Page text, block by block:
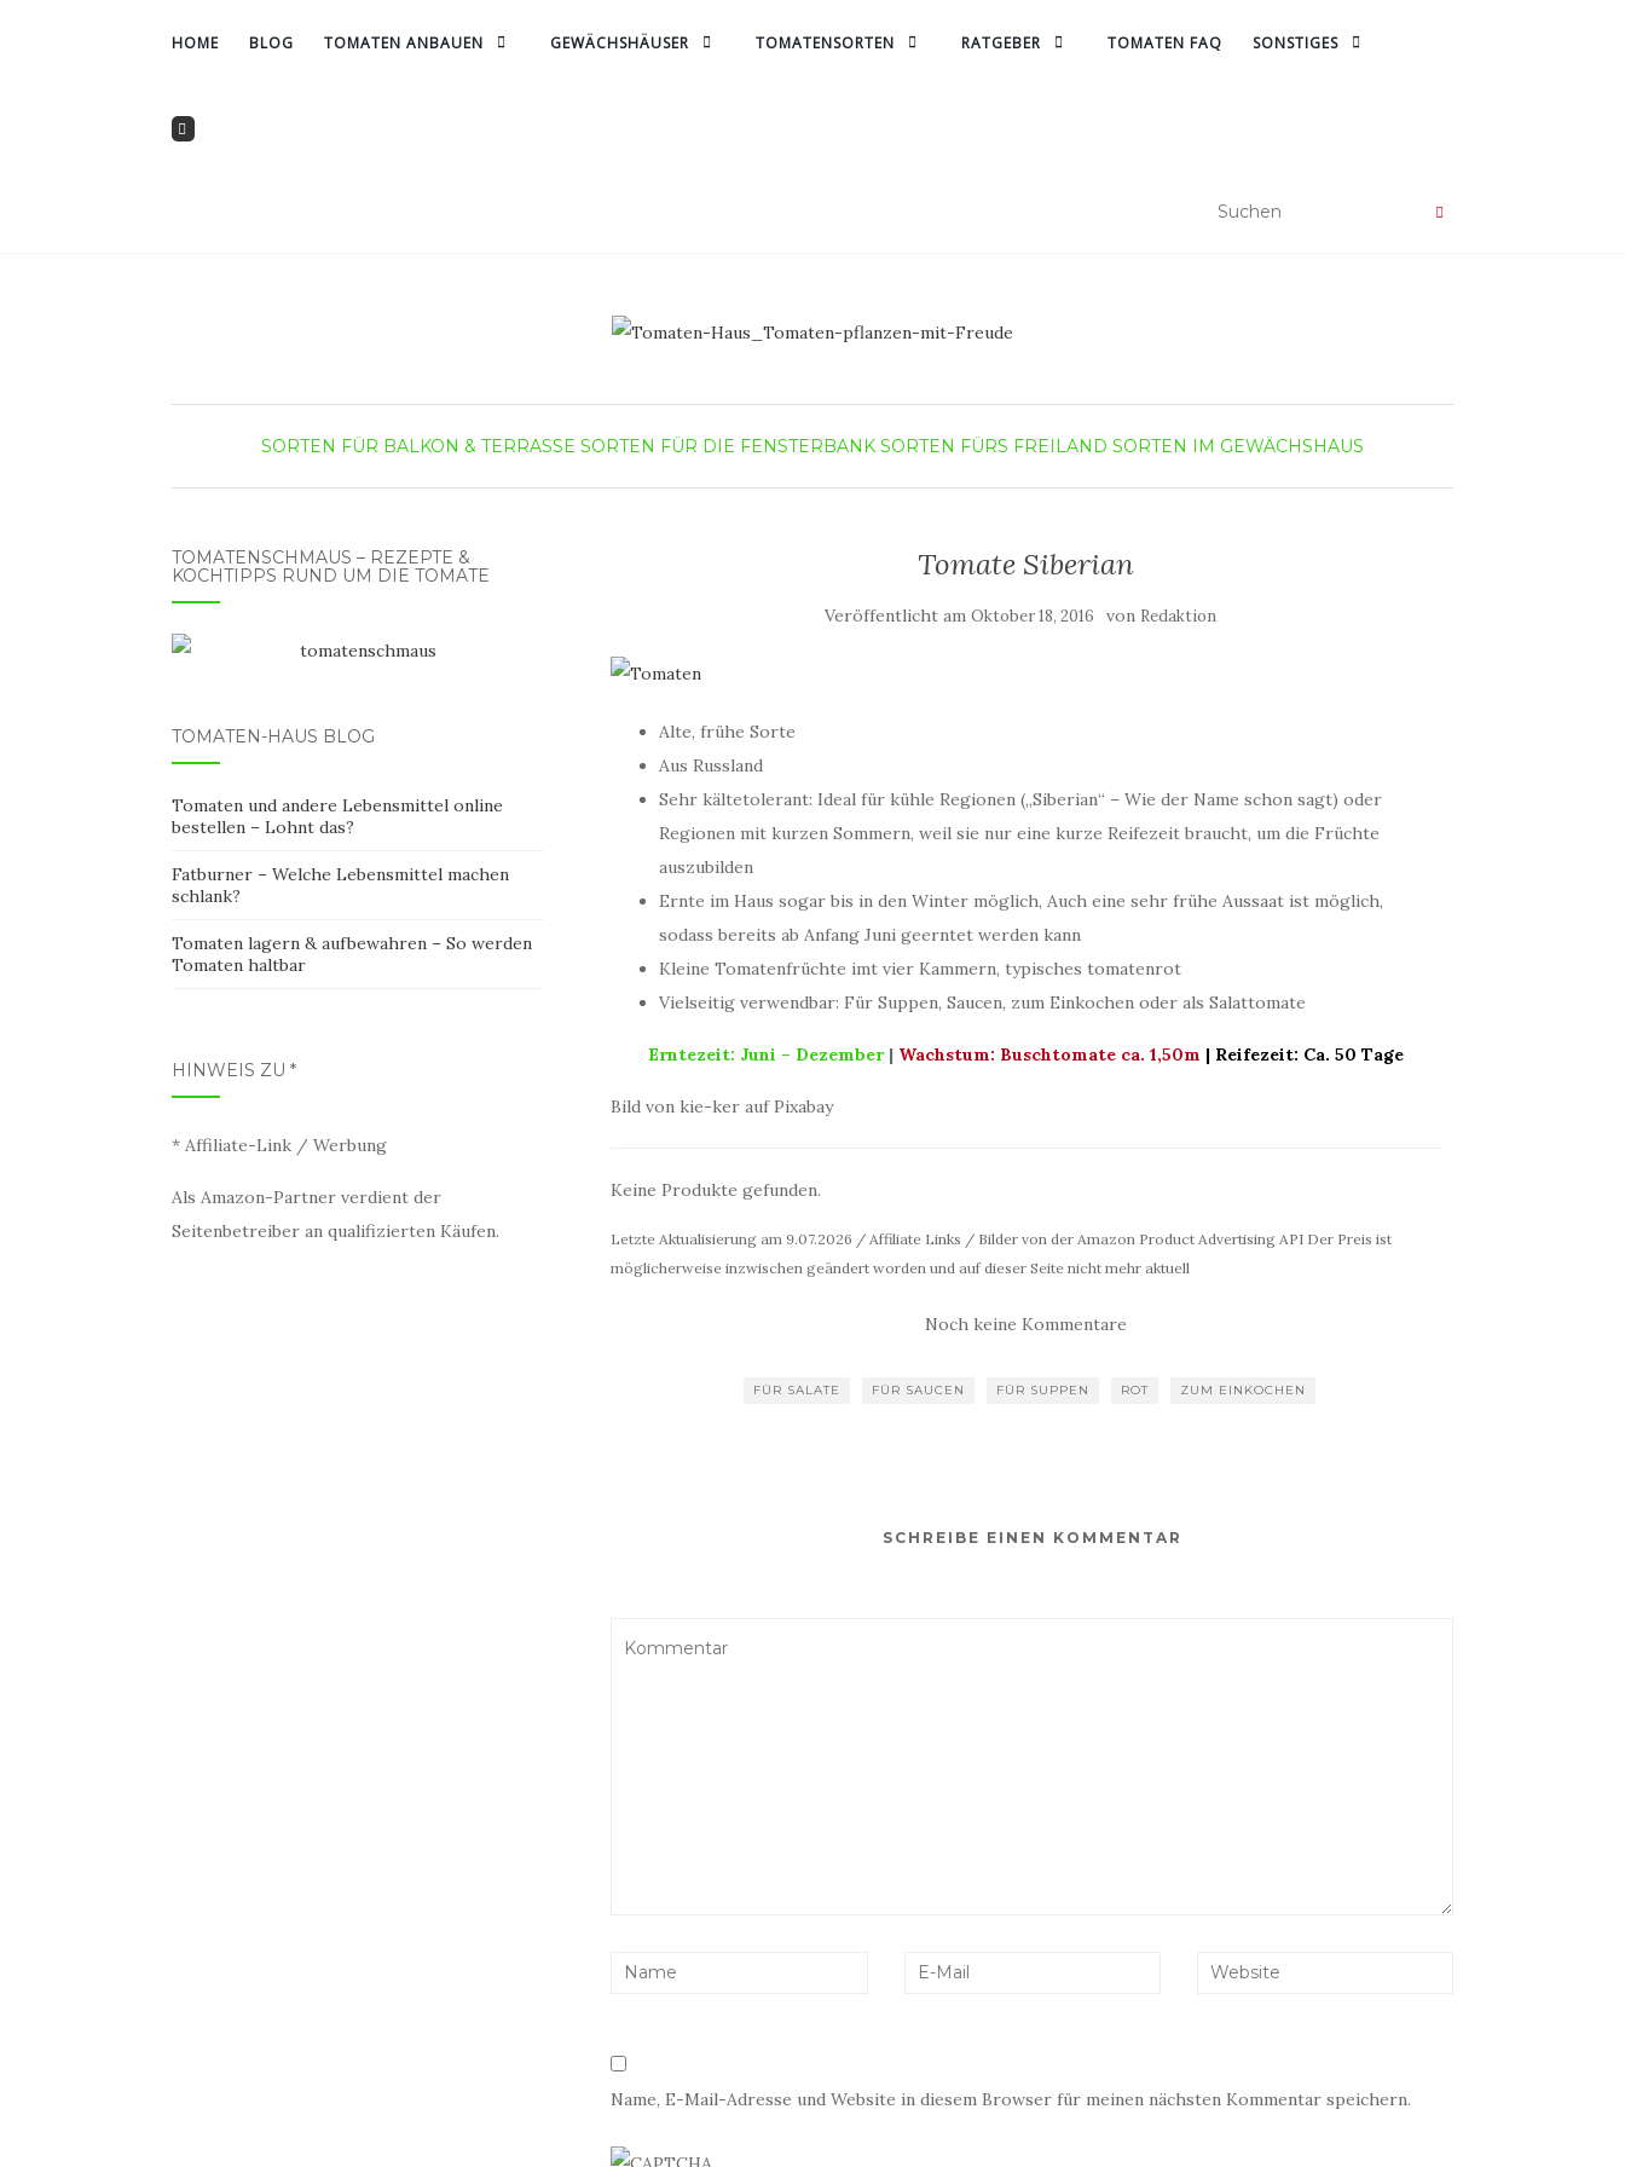
HOME BLOG TOMATEN ANBAUEN GEWÄCHSHÄUSER TOMATENSORTEN RATGEBER TOMATEN FAQ SONSTIGES
SORTEN FÜR BALKON & TERRASSE SORTEN FÜR DIE FENSTERBANK SORTEN FÜRS FREILAND SORTEN IM GEWÄCHSHAUS
Tomate Siberian
Veröffentlicht am Oktober 18, 2016 von Redaktion
Alte, frühe Sorte
Aus Russland
Sehr kältetolerant: Ideal für kühle Regionen („Siberian“ – Wie der Name schon sagt) oder
Regionen mit kurzen Sommern, weil sie nur eine kurze Reifezeit braucht, um die Früchte
auszubilden
Ernte im Haus sogar bis in den Winter möglich, Auch eine sehr frühe Aussaat ist möglich,
sodass bereits ab Anfang Juni geerntet werden kann
Kleine Tomatenfrüchte imt vier Kammern, typisches tomatenrot
Vielseitig verwendbar: Für Suppen, Saucen, zum Einkochen oder als Salattomate
Erntezeit: Juni – Dezember| Wachstum: Buschtomate ca. 1,50m | Reifezeit: Ca. 50 Tage
Bild von kie-ker auf Pixabay
Keine Produkte gefunden.
Letzte Aktualisierung am 9.07.2026 / Affiliate Links / Bilder von der Amazon Product Advertising API Der Preis ist
möglicherweise inzwischen geändert worden und auf dieser Seite nicht mehr aktuell
Noch keine Kommentare
FÜR SALATE FÜR SAUCEN FÜR SUPPEN ROT ZUM EINKOCHEN
SCHREIBE EINEN KOMMENTAR
Name, E-Mail-Adresse und Website in diesem Browser für meinen nächsten Kommentar speichern.
TOMATENSCHMAUS – REZEPTE &
KOCHTIPPS RUND UM DIE TOMATE
TOMATEN-HAUS BLOG
Tomaten und andere Lebensmittel online
bestellen – Lohnt das?
Fatburner – Welche Lebensmittel machen
schlank?
Tomaten lagern & aufbewahren – So werden
Tomaten haltbar
HINWEIS ZU *
* Affiliate-Link / Werbung
Als Amazon-Partner verdient der
Seitenbetreiber an qualifizierten Käufen.